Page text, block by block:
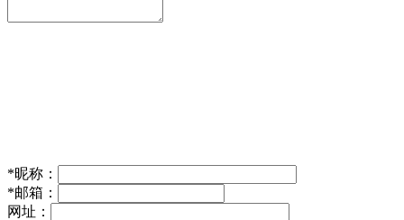
*昵称：
*邮箱：
网址：